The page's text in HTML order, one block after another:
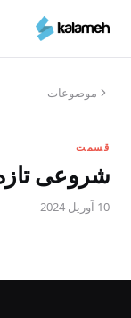
محتوای
موضوعات
قسمت
شروعی تازه
10 آوریل 2024